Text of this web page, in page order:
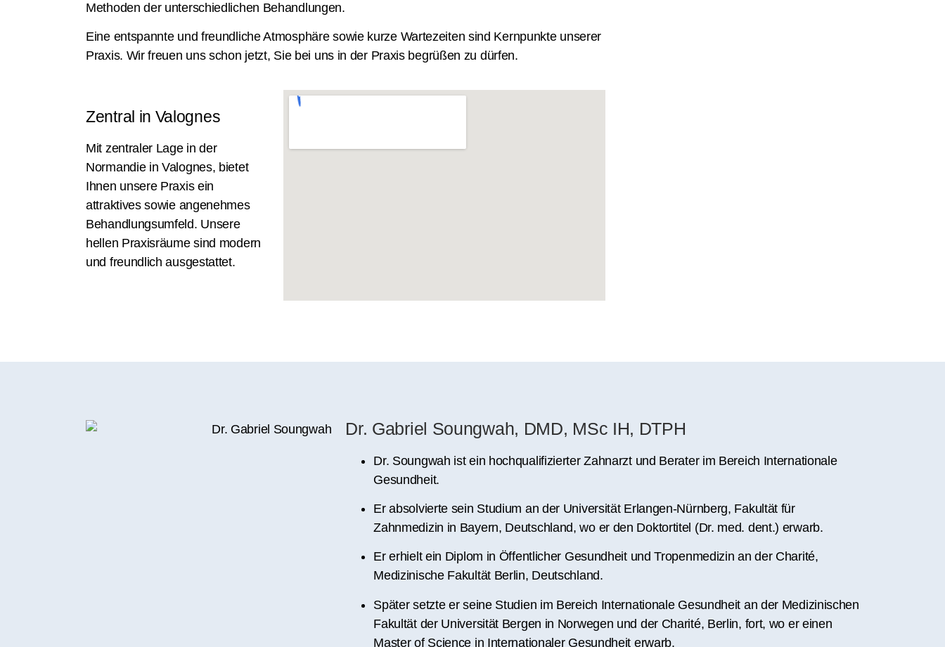
Methoden der unterschiedlichen Behandlungen.
Eine entspannte und freundliche Atmosphäre sowie kurze Wartezeiten sind Kernpunkte unserer
Praxis. Wir freuen uns schon jetzt, Sie bei uns in der Praxis begrüßen zu dürfen.
Zentral in Valognes
Mit zentraler Lage in der
Normandie in Valognes, bietet
Ihnen unsere Praxis ein
attraktives sowie angenehmes
Behandlungsumfeld. Unsere
hellen Praxisräume sind modern
und freundlich ausgestattet.
Dr. Gabriel Soungwah, DMD, MSc IH, DTPH
Dr. Soungwah ist ein hochqualifizierter Zahnarzt und Berater im Bereich Internationale
Gesundheit.
Er absolvierte sein Studium an der Universität Erlangen-Nürnberg, Fakultät für
Zahnmedizin in Bayern, Deutschland, wo er den Doktortitel (Dr. med. dent.) erwarb.
Er erhielt ein Diplom in Öffentlicher Gesundheit und Tropenmedizin an der Charité,
Medizinische Fakultät Berlin, Deutschland.
Später setzte er seine Studien im Bereich Internationale Gesundheit an der Medizinischen
Fakultät der Universität Bergen in Norwegen und der Charité, Berlin, fort, wo er einen
Master of Science in Internationaler Gesundheit erwarb.